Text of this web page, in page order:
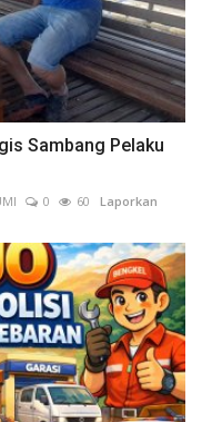
Sambang Pelaku
0 60 Laporkan